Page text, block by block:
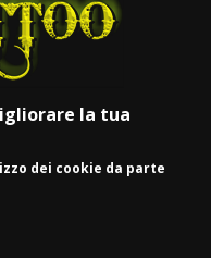
la tua
dei cookie da parte